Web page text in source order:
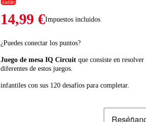
14,99 €Impuestos incluidos
¿Puedes conectar los puntos?
Juego de mesa IQ Circuitque consiste en resolver
diferentes de estos juegos.
infantiles con sus 120 desafíos para completar.